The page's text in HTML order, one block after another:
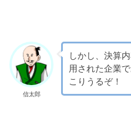
信太郎
しかし、決算
用された企業
こりうるぞ！